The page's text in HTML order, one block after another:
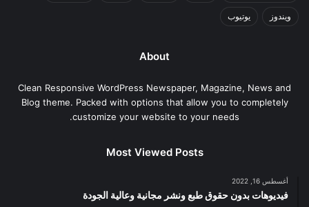
ويندوز يوتيوب
About
Clean Responsive WordPress Newspaper, Magazine, News and
Blog theme. Packed with options that allow you to completely
customize your website to your needs.
Most Viewed Posts
أغسطس 16, 2022
فيديوهات بدون حقوق طبع ونشر مجانية وعالية الجودة